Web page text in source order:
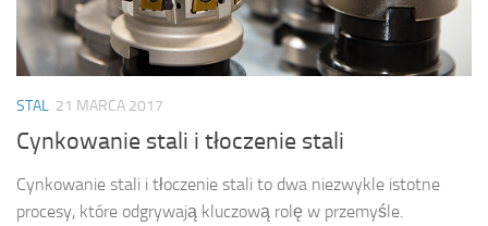
STAL 21 MARCA 2017
Cynkowanie stali i tłoczenie stali
Cynkowanie stali i tłoczenie stali to dwa niezwykle istotne
procesy, które odgrywają kluczową rolę w przemyśle.